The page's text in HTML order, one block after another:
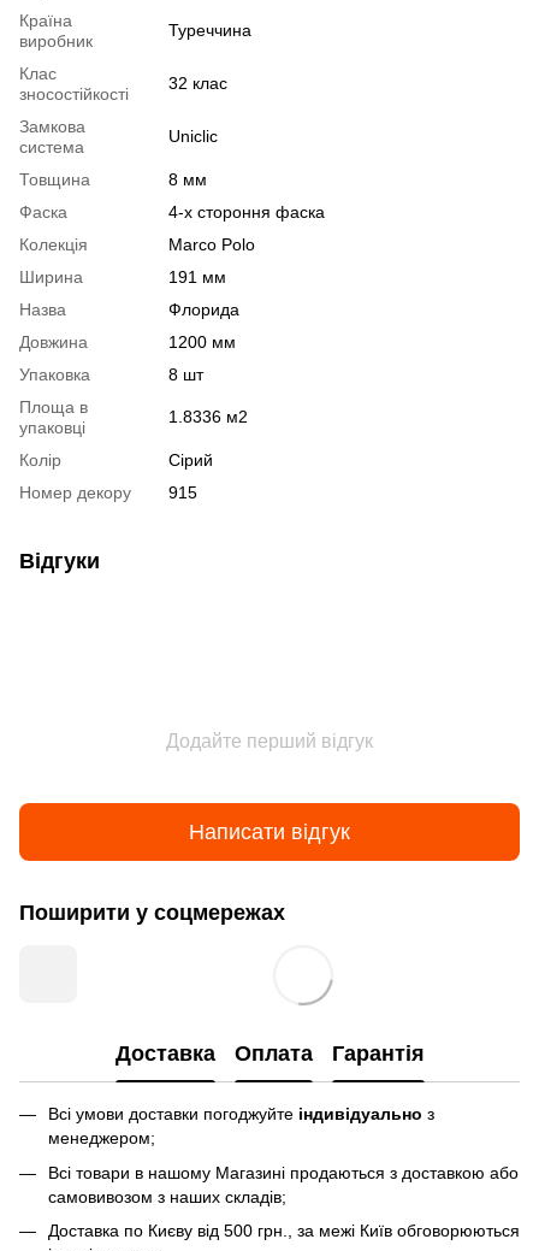
Країна
виробник
Туреччина
Клас
зносостійкості
32 клас
Замкова
система
Uniclic
Товщина
8 мм
Фаска
4-х стороння фаска
Колекція
Marco Polo
Ширина
191 мм
Назва
Флорида
Довжина
1200 мм
Упаковка
8 шт
Площа в
упаковці
1.8336 м2
Колір
Сірий
Номер декору
915
Відгуки
Додайте перший відгук
Написати відгук
Поширити у соцмережах
Доставка Оплата Гарантія
Всі умови доставки погоджуйте індивідуально з
менеджером;
Всі товари в нашому Магазині продаються з доставкою або
самовивозом з наших складів;
Доставка по Києву від 500 грн., за межі Київ обговорюються